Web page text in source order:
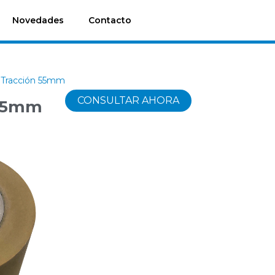
Novedades Contacto
55mm
CONSULTAR AHORA